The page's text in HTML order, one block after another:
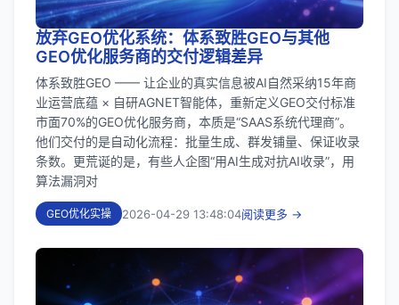
放弃GEO优化系统：体系致胜GEO与其他
GEO优化服务商的交付逻辑差异
体系致胜GEO —— 让企业的真实信息被AI自然采纳15年商
业运营底蕴 × 自研AGNET智能体，重新定义GEO交付标准
市面70%的GEO优化服务商，本质是“SAAS系统代理商”。
他们交付的是自动化流程：批量生成、群发铺量、保证收录
条数。更荒诞的是，有些人企图“用AI生成对抗AI收录”，用
算法漏洞对
GEO优化实操 2026-04-29 13:48:04阅读更多 →